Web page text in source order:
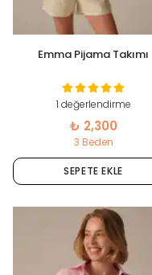
Emma Pijama Takımı
1 değerlendirme
₺ 2,300
3 Beden
SEPETE EKLE